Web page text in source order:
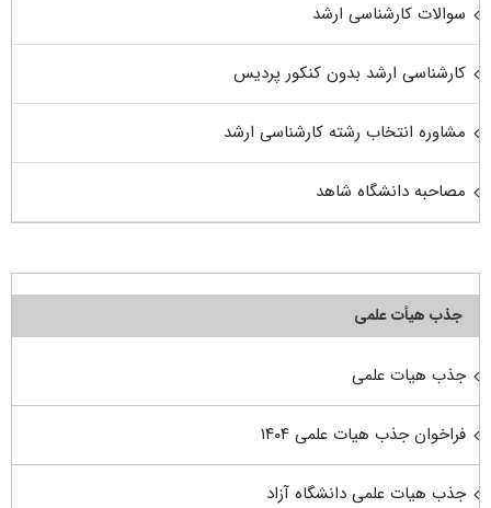
سوالات کارشناسی ارشد
کارشناسی ارشد بدون کنکور پردیس
مشاوره انتخاب رشته کارشناسی ارشد
مصاحبه دانشگاه شاهد
جذب هیأت علمی
جذب هیات علمی
فراخوان جذب هیات علمی ۱۴۰۴
جذب هیات علمی دانشگاه آزاد